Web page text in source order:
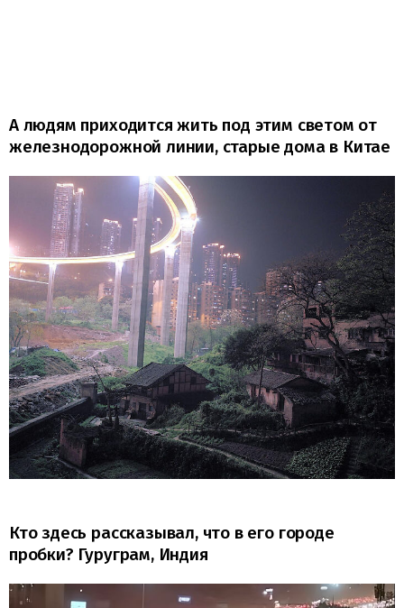
А людям приходится жить под этим светом от
железнодорожной линии, старые дома в Китае
Кто здесь рассказывал, что в его городе
пробки? Гуруграм, Индия